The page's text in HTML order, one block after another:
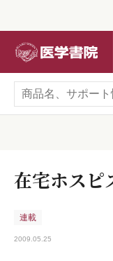
在宅ホスピ
連載
2009.05.25